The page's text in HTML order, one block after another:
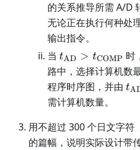
的关系推导所需 A/D
无论正在执行何种处
输出指令。
当 tAD > tCOMP 时
路中，选择计算机数
程序时序图，并由 t
需计算机数量。
用不超过 300 个日文字符
的篇幅，说明实际设计带